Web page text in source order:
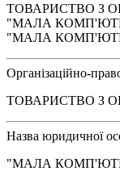
ТОВАРИСТВО З
"МАЛА
"МАЛА
Організаційно-
ТОВАРИСТВО З
Назва юридичної
"МАЛА